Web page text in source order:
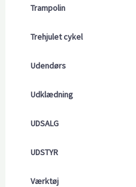
Trampolin
Trehjulet cykel
Udendørs
Udklædning
UDSALG
UDSTYR
Værktøj